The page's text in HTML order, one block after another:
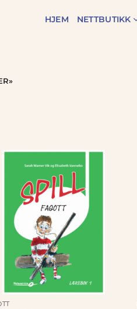
HJEM NETTBUTIKK